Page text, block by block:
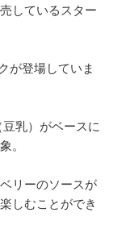
しているスター
が登場していま
乳）がベースに
。
リーのソースが
しむことができ